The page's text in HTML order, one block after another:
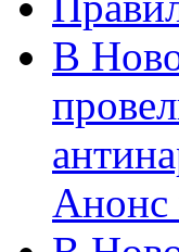
В
Анонс